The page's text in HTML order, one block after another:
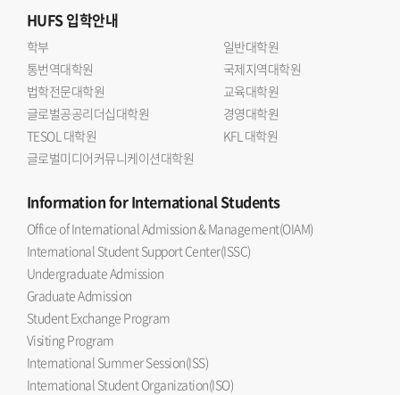
HUFS입학안내
학부
일반대학원
통번역대학원
국제지역대학원
법학전문대학원
교육대학원
글로벌공공리더십대학원
경영대학원
TESOL 대학원
KFL 대학원
글로벌미디어커뮤니케이션대학원
Informationfor International Students
Office of International Admission & Management(OIAM)
International Student Support Center(ISSC)
Undergraduate Admission
Graduate Admission
Student Exchange Program
Visiting Program
International Summer Session(ISS)
International Student Organization(ISO)